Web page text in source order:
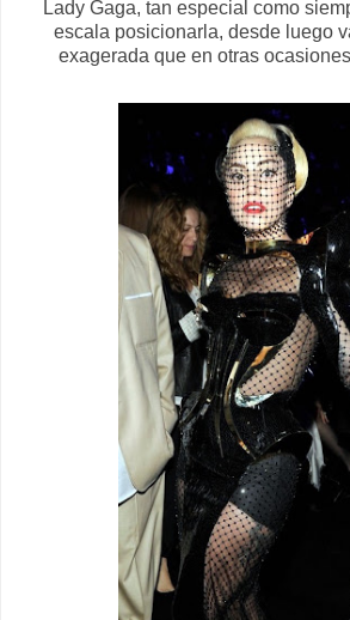
Lady Gaga, tan especial como
escala posicionarla, desde luego
exagerada que en otras